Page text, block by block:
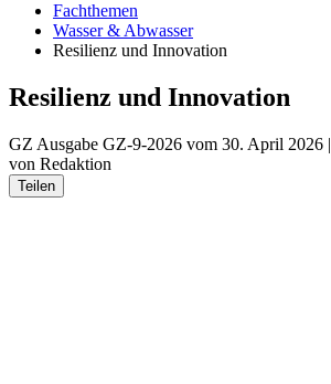
Fachthemen
Wasser & Abwasser
Resilienz und Innovation
Resilienz und Innovation
GZ Ausgabe GZ-9-2026 vom 30. April 2026 |
von Redaktion
Teilen